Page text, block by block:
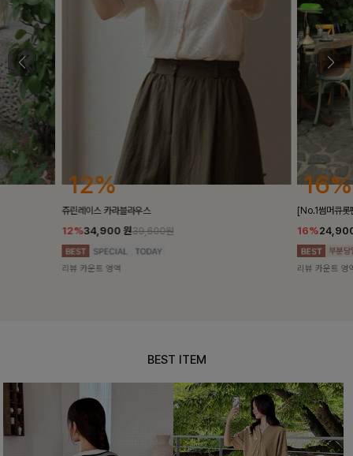
12%
쥬린레이스 카라블라우스
12%34,900원39,600원
리뷰 카운트 영역
16%
[No.1썸머큐롯
16%
리뷰 카운트 영
BEST ITEM